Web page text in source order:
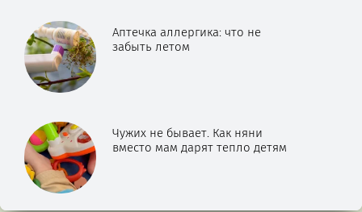
Аптечка аллергика: что не
забыть летом
Чужих не бывает. Как няни
вместо мам дарят тепло детям